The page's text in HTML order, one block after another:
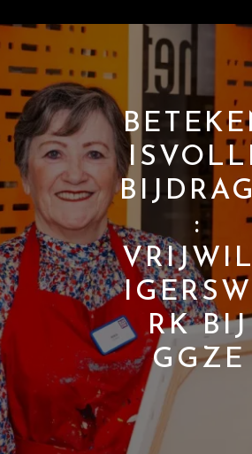
:
RK BIJ
GGZE